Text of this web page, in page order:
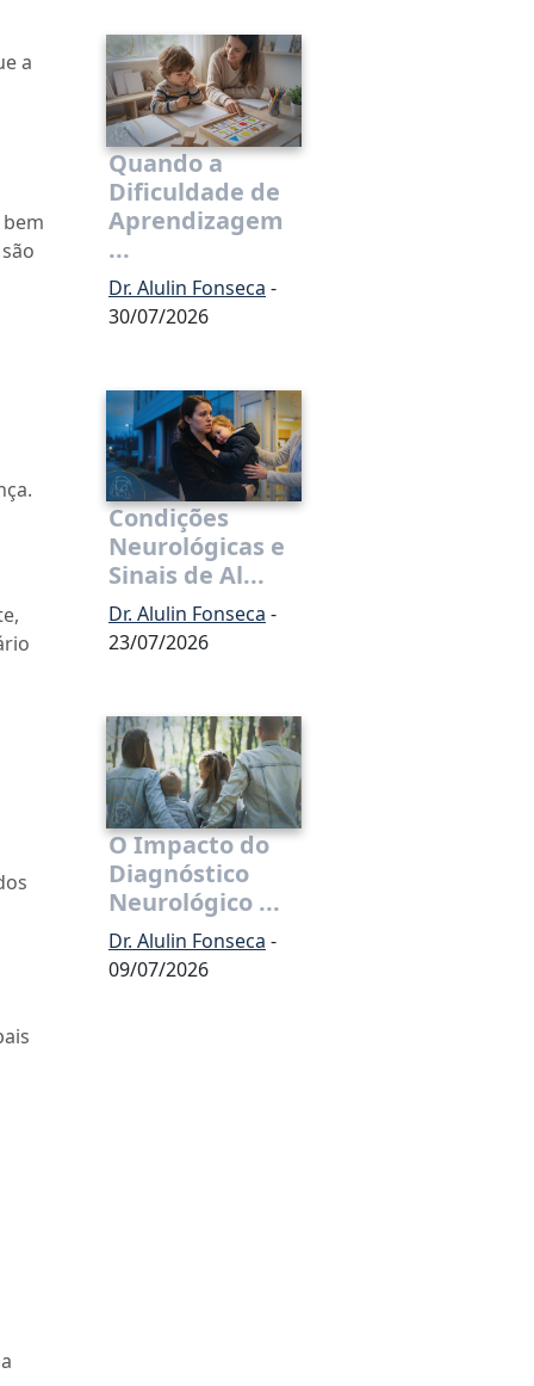
a
Quando a
Dificuldade de
Aprendizagem
...
Dr. Alulin Fonseca -
30/07/2026
Condições
Neurológicas e
Sinais de Al...
Dr. Alulin Fonseca -
23/07/2026
O Impacto do
Diagnóstico
Neurológico ...
Dr. Alulin Fonseca -
09/07/2026